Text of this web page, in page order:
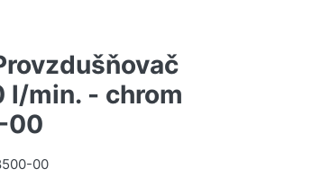
l/min. - chrom
00
00